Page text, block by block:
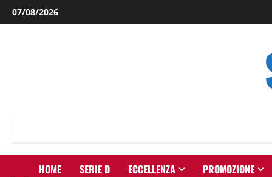
Salta
al
07/08/2026
HOME SERIE D ECCELLENZA PROMOZIONE